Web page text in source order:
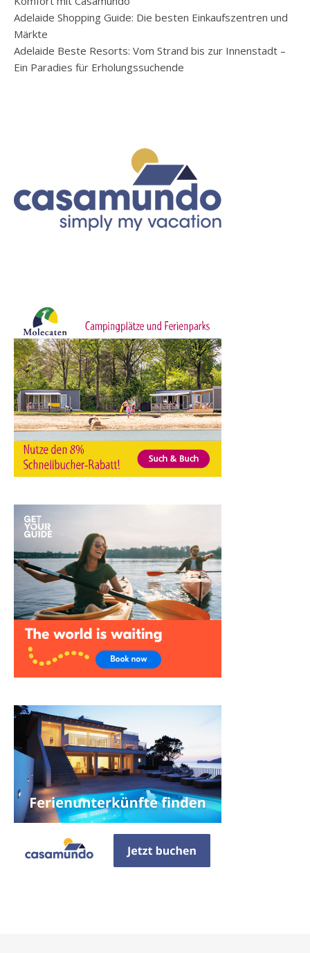
Adelaide Shopping Guide: Die besten Einkaufszentren und
Märkte
Adelaide Beste Resorts: Vom Strand bis zur Innenstadt –
Ein Paradies für Erholungssuchende